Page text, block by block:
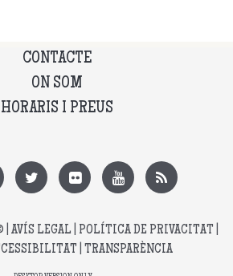
CONTACTE
ON SOM
HORARIS I PREUS
| AVÍS LEGAL POLÍTICA DE PRIVACITAT
TRANSPARÈNCIA